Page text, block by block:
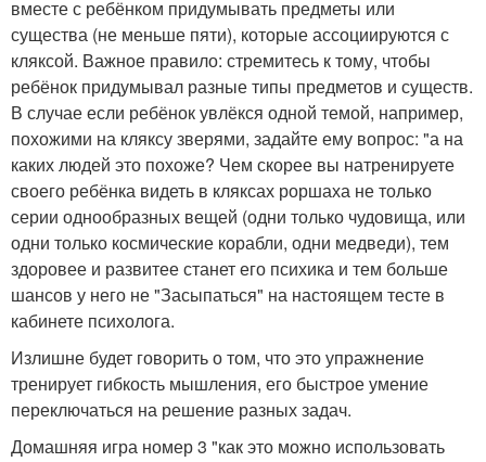
вместе с ребёнком придумывать предметы или
существа (не меньше пяти), которые ассоциируются с
кляксой. Важное правило: стремитесь к тому, чтобы
ребёнок придумывал разные типы предметов и существ.
В случае если ребёнок увлёкся одной темой, например,
похожими на кляксу зверями, задайте ему вопрос: "а на
каких людей это похоже? Чем скорее вы натренируете
своего ребёнка видеть в кляксах роршаха не только
серии однообразных вещей (одни только чудовища, или
одни только космические корабли, одни медведи), тем
здоровее и развитее станет его психика и тем больше
шансов у него не "Засыпаться" на настоящем тесте в
кабинете психолога.
Излишне будет говорить о том, что это упражнение
тренирует гибкость мышления, его быстрое умение
переключаться на решение разных задач.
Домашняя игра номер 3 "как это можно использовать